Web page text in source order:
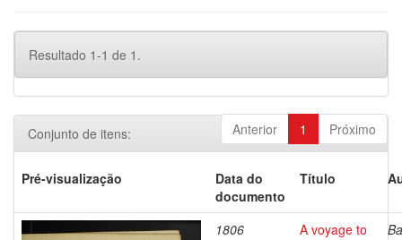
Resultado 1-1 de 1.
Anterior 1 Próximo
Conjunto de itens:
Pré-visualização
Data do
documento
Título
1806
A voyage to